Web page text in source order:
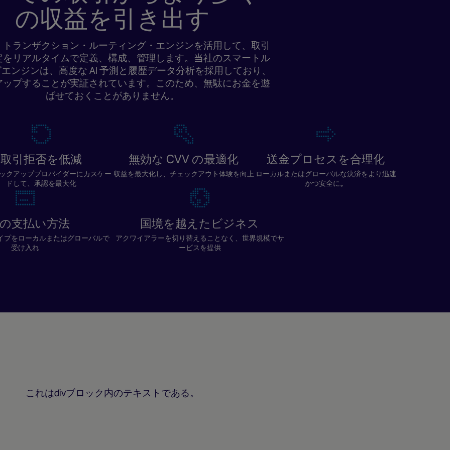
の収益を引き出す
トランザクション・ルーティング・エンジンを活用して、取引
をリアルタイムで定義、構成、管理します。当社のスマートル
ンジンは、高度な AI 予測と履歴データ分析を採用しており、
ップすることが実証されています。このため、無駄にお金を遊
ばせておくことがありません。
取引拒否を低減
クアッププロバイダーにカスケー
ドして、承認を最大化
無効な CVV の最適化
収益を最大化し、チェックアウト体験を向上
送金プロセスを合理化
ローカルまたはグローバルな決済をより迅速
かつ安全に。
支払い方法
プをローカルまたはグローバルで
受け入れ
国境を越えたビジネス
アクワイアラーを切り替えることなく、世界規模でサ
ービスを提供
これはdivブロック内のテキストである。